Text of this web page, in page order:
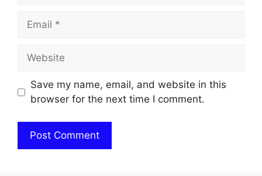
Email
Website
Save my name, email, and website in this
browser for the next time I comment.